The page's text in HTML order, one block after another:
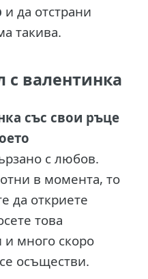
и да отстрани
такива.
с валентинка
със свои ръце
с любов.
в момента, то
да откриете
това
и много скоро
осъществи.